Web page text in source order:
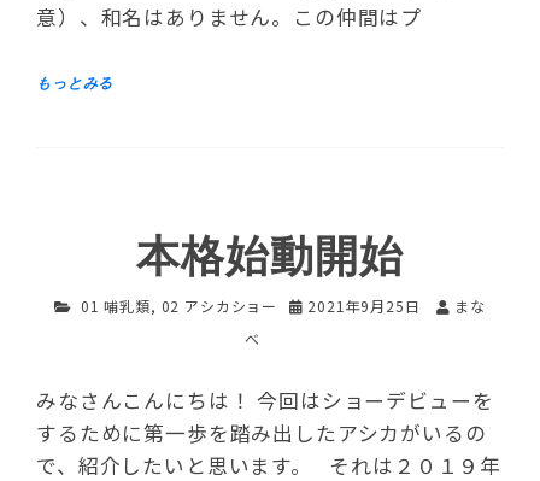
意）、和名はありません。この仲間はプ
本格始動開始
01 哺乳類, 02 アシカショー 2021年9月25日
まな
べ
みなさんこんにちは！ 今回はショーデビューを
するために第一歩を踏み出したアシカがいるの
で、紹介したいと思います。 それは２０１９年